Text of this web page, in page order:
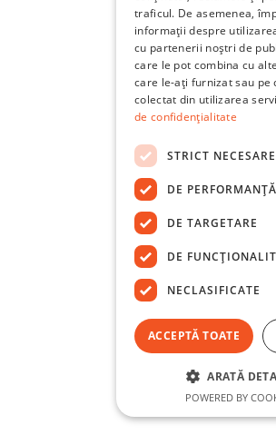
traficul. De asemenea,
informații despre
cu partenerii noștri de
care le pot combina cu
care le-ați furnizat sau pe
colectat din utilizarea
de confidențialitate
STRICT NECESARE
DE PERFORMANȚĂ
DE TARGETARE
DE
NECLASIFICATE
ACCEPTĂ TOATE
ARATĂ
POWERED BY